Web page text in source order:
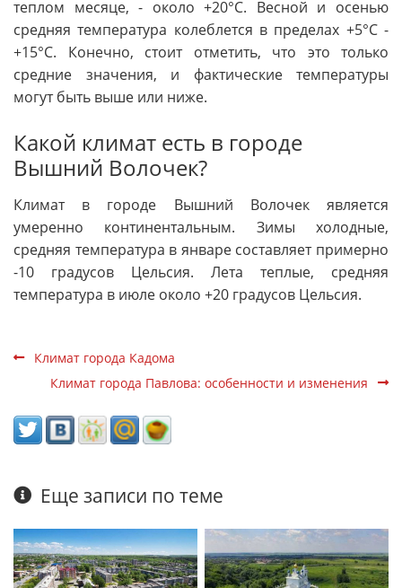
теплом месяце, - около +20°C. Весной и осенью
средняя температура колеблется в пределах +5°C -
+15°C. Конечно, стоит отметить, что это только
средние значения, и фактические температуры
могут быть выше или ниже.
Какой климат есть в городе
Вышний Волочек?
Климат в городе Вышний Волочек является
умеренно континентальным. Зимы холодные,
средняя температура в январе составляет примерно
-10 градусов Цельсия. Лета теплые, средняя
температура в июле около +20 градусов Цельсия.
Климат города Кадома
Климат города Павлова: особенности и изменения
Еще записи по теме